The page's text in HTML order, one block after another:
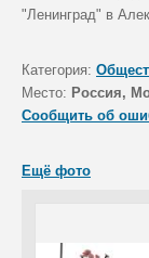
"Ленинград" в
Категория:
Место: Россия,
Сообщить об
Ещё фото